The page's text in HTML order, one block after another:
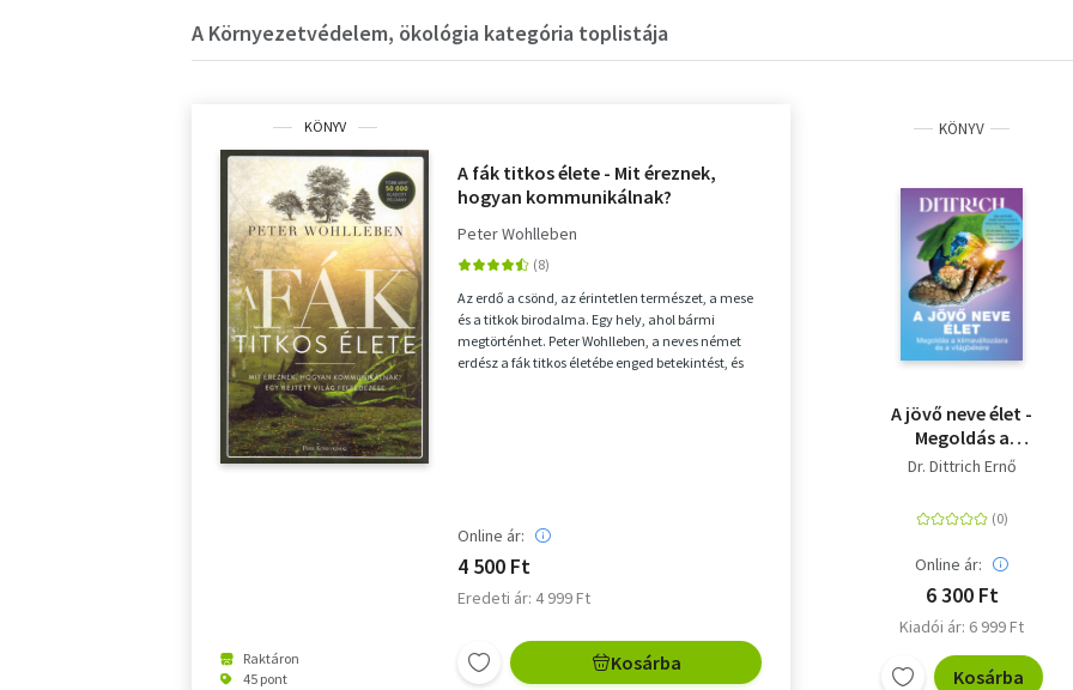
A Környezetvédelem, ökológia kategória toplistája
KÖNYV
Raktáron
45 pont
A fák titkos élete - Mit éreznek,
hogyan kommunikálnak?
Peter Wohlleben
Az erdő a csönd, az érintetlen természet, a mese
és a titkok birodalma. Egy hely, ahol bármi
megtörténhet. Peter Wohlleben, a neves német
erdész a fák titkos életébe enged betekintést, és
Online ár:
4 500 Ft
Eredeti ár: 4 999 Ft
Kosárba
KÖNYV
A jövő neve élet -
Megoldás a
klímaváltozásra és a
Dr. Dittrich Ernő
Online ár:
6 300 Ft
Kiadói ár: 6 999 Ft
Kosárba